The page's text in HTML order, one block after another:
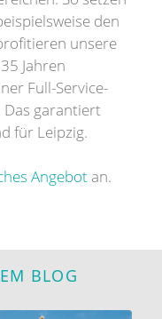
den
unsere
Jahren
Full-Service-
garantiert
für Leipzig.
Angebotan.
BLOG